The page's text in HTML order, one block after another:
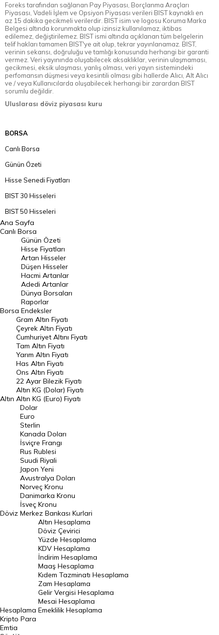
Foreks tarafından sağlanan Pay Piyasası, Borçlanma Araçları
Piyasası, Vadeli İşlem ve Opsiyon Piyasası verileri BIST kaynaklı en
az 15 dakika gecikmeli verilerdir. BIST isim ve logosu Koruma Marka
Belgesi altında korunmakta olup izinsiz kullanılamaz, iktibas
edilemez, değiştirilemez. BIST ismi altında açıklanan tüm belgelerin
telif hakları tamamen BIST'ye ait olup, tekrar yayınlanamaz. BIST,
verinin sekansı, doğruluğu ve tamlığı konusunda herhangi bir garanti
vermez. Veri yayınında oluşabilecek aksaklıklar, verinin ulaşmaması,
gecikmesi, eksik ulaşması, yanlış olması, veri yayın sistemindeki
perfomansın düşmesi veya kesintili olması gibi hallerde Alıcı, Alt Alıcı
ve / veya Kullanıcılarda oluşabilecek herhangi bir zarardan BIST
sorumlu değildir.
Uluslarası döviz piyasası kuru
BORSA
Canlı Borsa
Günün Özeti
Hisse Senedi Fiyatları
BIST 30 Hisseleri
BIST 50 Hisseleri
BIST 100 Hisseleri
En Çok Artan Hisseler
En Çok Düşen Hisseler
Hacmi Artanlar
Geçmiş Kapanışlar
Dünya Borsaları
Raporlar
Endeksler
DÖVİZ
Döviz Kuru
Dolar Kuru
Euro Kuru
Pound Kuru
Frank Kuru
Riyal Kuru
Avustralya Doları
Danimarka Kronu Kuru
Kanada Doları Kuru
Norveç Kronu Kuru
İsveç Kronu Kuru
Japon Yeni Kuru
Serbest Piyasa Döviz Kurları
Merkez Bankası Döviz Kurları
Altın Fiyatları
Gram Altın Fiyatı
Ana Sayfa
Canlı Borsa
Borsa
Günün Özeti
Hisse Fiyatları
Artan Hisseler
Düşen Hisseler
Hacmi Artanlar
Adedi Artanlar
Dünya Borsaları
Raporlar
Endeksler
Altın
Gram Altın Fiyatı
Çeyrek Altın Fiyatı
Cumhuriyet Altını Fiyatı
Tam Altın Fiyatı
Yarım Altın Fiyatı
Has Altın Fiyatı
Ons Altın Fiyatı
22 Ayar Bilezik Fiyatı
Altın KG (Dolar) Fiyatı
Altın KG (Euro) Fiyatı
Döviz
Dolar
Euro
Sterlin
Kanada Doları
İsviçre Frangı
Rus Rublesi
Suudi Riyali
Japon Yeni
Avustralya Doları
Norveç Kronu
Danimarka Kronu
İsveç Kronu
Merkez Bankası Kurlari
Hesaplama
Altın Hesaplama
Döviz Çevirici
Yüzde Hesaplama
KDV Hesaplama
İndirim Hesaplama
Maaş Hesaplama
Kıdem Tazminatı Hesaplama
Zam Hesaplama
Gelir Vergisi Hesaplama
Mesai Hesaplama
Emeklilik Hesaplama
Kripto Para
Emtia